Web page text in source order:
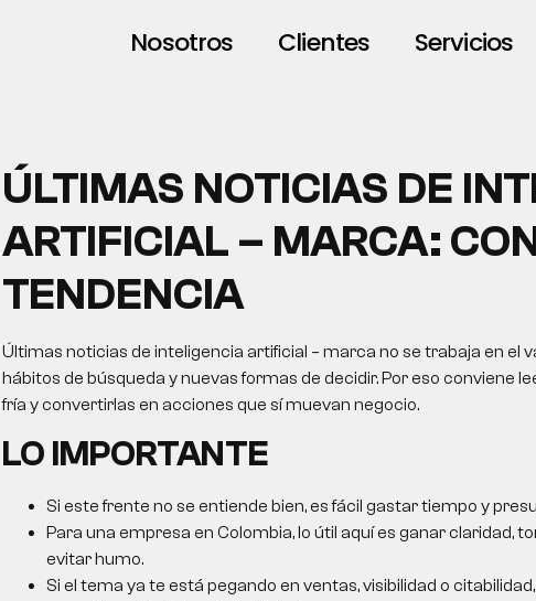
Nosotros Clientes Servicios
ÚLTIMAS NOTICIAS DE
ARTIFICIAL – MARCA:
TENDENCIA
Últimas noticias de inteligencia artificial – marca no se trabaja en el
hábitos de búsqueda y nuevas formas de decidir. Por eso conviene
fría y convertirlas en acciones que sí muevan negocio.
LO IMPORTANTE
Si este frente no se entiende bien, es fácil gastar tiempo y
Para una empresa en Colombia, lo útil aquí es ganar claridad,
evitar humo.
Si el tema ya te está pegando en ventas, visibilidad o